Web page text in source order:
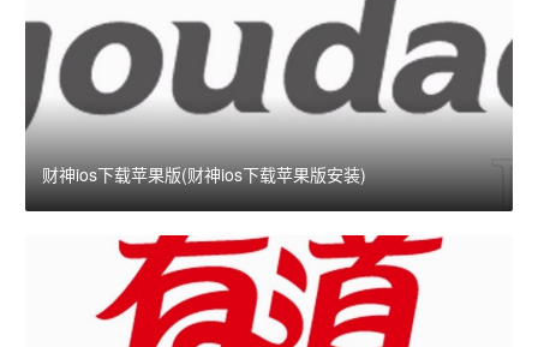
财神ios下载苹果版(财神ios下载苹果版安装)